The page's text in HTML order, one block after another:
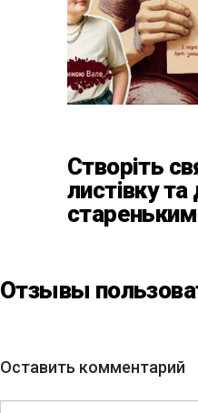
Створіть
листівку
Отзывы
Оставить комментарий